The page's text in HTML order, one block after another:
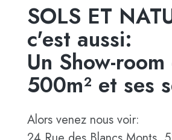
SOLS ET
c'est aussi:
Un Show-
500m² et ses
Alors venez nous voir: